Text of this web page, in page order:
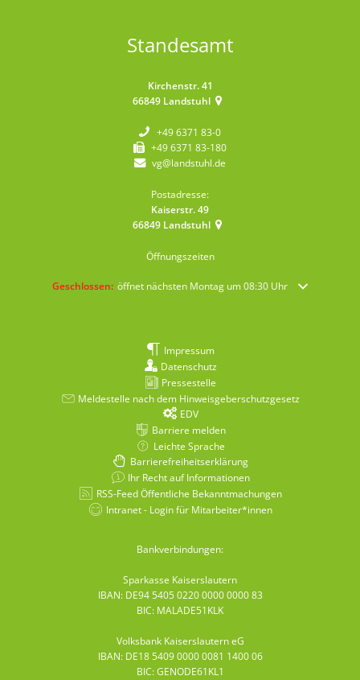
Standesamt
Kirchenstr. 41
66849 Landstuhl
+49 6371 83-0
+49 6371 83-180
vg@landstuhl.de
Postadresse:
Kaiserstr. 49
66849 Landstuhl
Öffnungszeiten
Klicken, um weitere Öffnungs- oder Schließzeiten auszublenden
Geschlossen: öffnet nächsten Montag um 08:30 Uhr
Impressum
Datenschutz
Pressestelle
Meldestelle nach dem Hinweisgeberschutzgesetz
EDV
Barriere melden
Leichte Sprache
Barrierefreiheitserklärung
Ihr Recht auf Informationen
RSS-Feed Öffentliche Bekanntmachungen
Intranet - Login für Mitarbeiter*innen
Bankverbindungen:
Sparkasse Kaiserslautern
IBAN: DE94 5405 0220 0000 0000 83
BIC: MALADE51KLK
Volksbank Kaiserslautern eG
IBAN: DE18 5409 0000 0081 1400 06
BIC: GENODE61KL1